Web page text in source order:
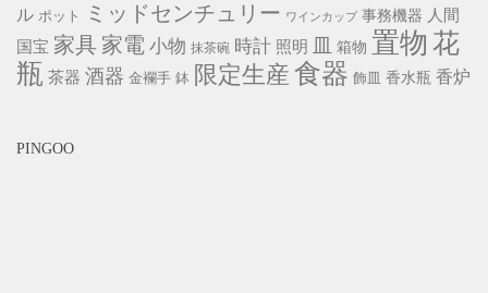
ル ポット ミッドセンチュリー ワインカップ 事務機器 人間
国宝 家具 家電 小物 抹茶碗 時計 照明 皿 箱物 置物 花
瓶 茶器 酒器 金襴手 鉢 限定生産 食器 飾皿 香水瓶 香炉
PINGOO